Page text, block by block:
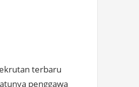
terbaru
penggawa